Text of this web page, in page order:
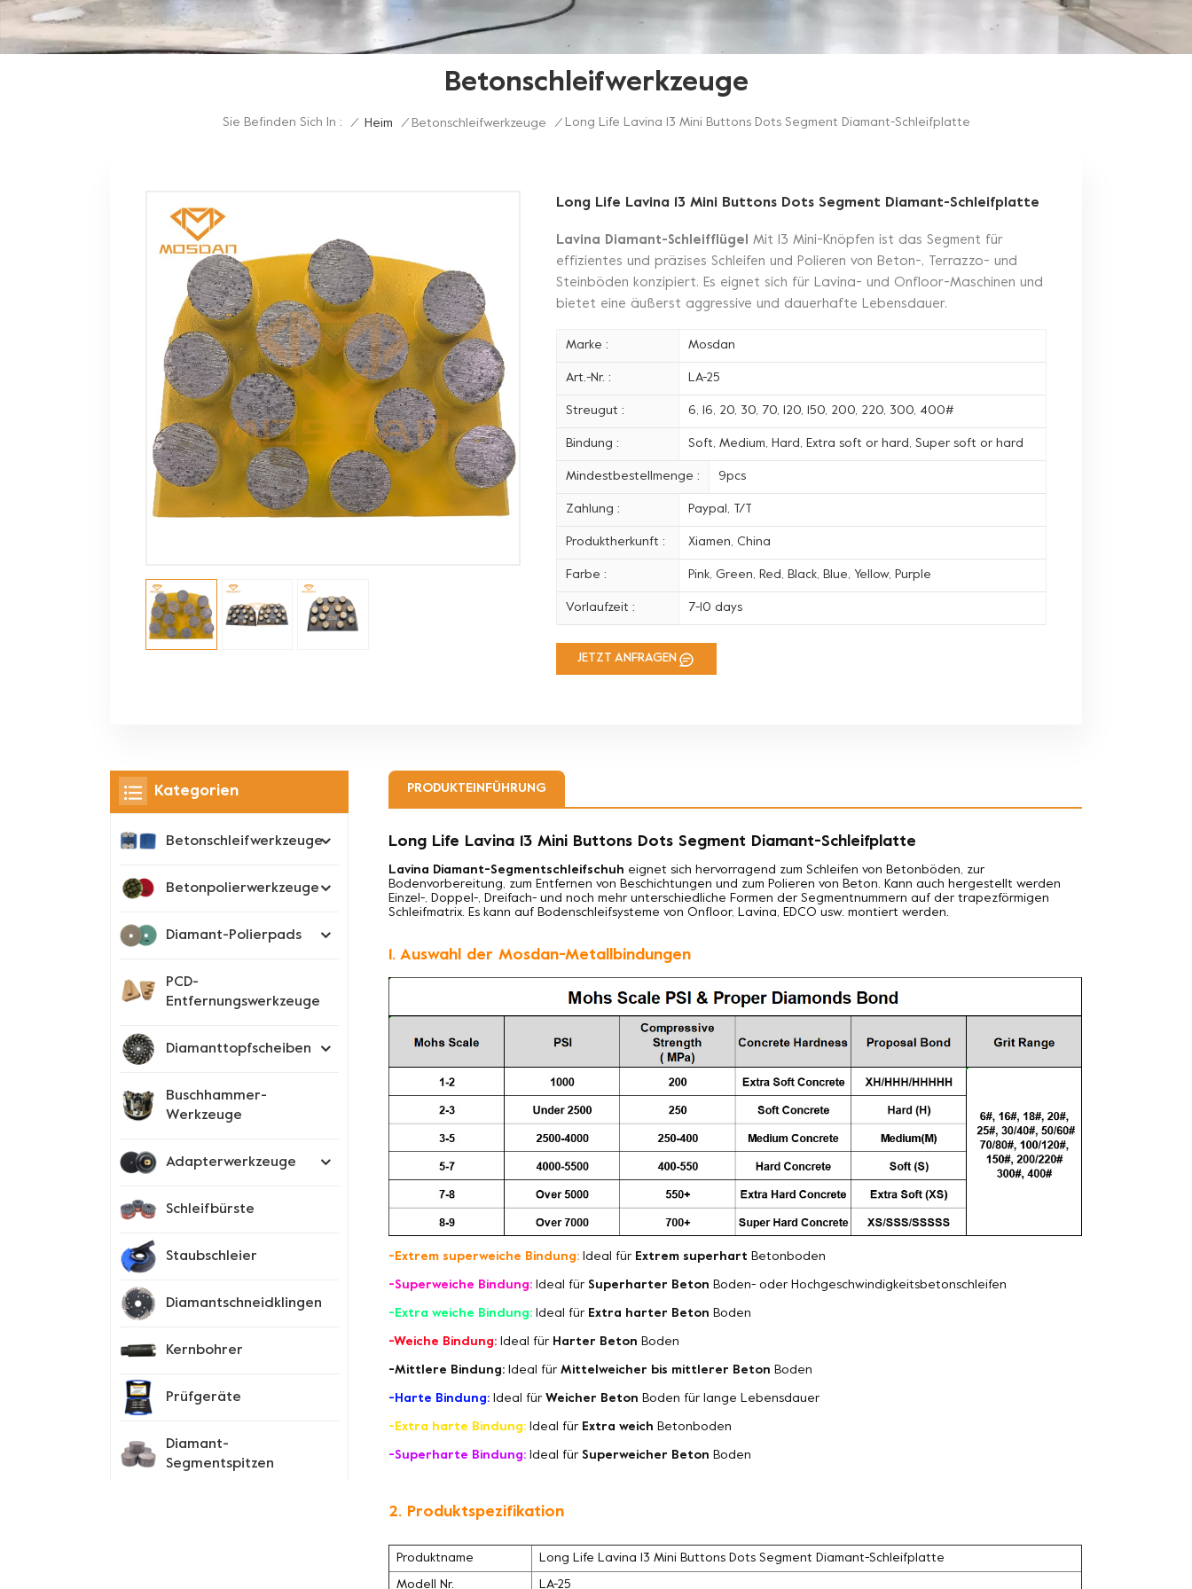
Betonschleifwerkzeuge
Sie Befinden Sich In : / Heim / Betonschleifwerkzeuge / Long Life Lavina 13 Mini Buttons Dots Segment Diamant-Schleifplatte
Long Life Lavina 13 Mini Buttons Dots Segment Diamant-Schleifplatte
Lavina Diamant-SchleifflügelMit 13 Mini-Knöpfen ist das Segment für
effizientes und präzises Schleifen und Polieren von Beton-, Terrazzo- und
Steinböden konzipiert. Es eignet sich für Lavina- und Onfloor-Maschinen und
bietet eine äußerst aggressive und dauerhafte Lebensdauer.
Marke : Mosdan
Art.-Nr. : LA-25
Streugut : 6, 16, 20, 30, 70, 120, 150, 200, 220, 300, 400#
Bindung : Soft, Medium, Hard, Extra soft or hard, Super soft or hard
Mindestbestellmenge : 9pcs
Zahlung : Paypal, T/T
Produktherkunft : Xiamen, China
Farbe : Pink, Green, Red, Black, Blue, Yellow, Purple
Vorlaufzeit : 7-10 days
JETZT ANFRAGEN
PRODUKTEINFÜHRUNG
Long Life Lavina 13 Mini Buttons Dots Segment Diamant-Schleifplatte
Lavina Diamant-Segmentschleifschuh eignet sich hervorragend zum Schleifen von Betonböden, zur
Bodenvorbereitung, zum Entfernen von Beschichtungen und zum Polieren von Beton. Kann auch hergestellt werden
Einzel-, Doppel-, Dreifach- und noch mehr unterschiedliche Formen der Segmentnummern auf der trapezförmigen
Schleifmatrix. Es kann auf Bodenschleifsysteme von Onfloor, Lavina, EDCO usw. montiert werden.
1. Auswahl der Mosdan-Metallbindungen
-Extrem superweiche Bindung: Ideal für Extrem superhart Betonboden
-Superweiche Bindung: Ideal für Superharter Beton Boden- oder Hochgeschwindigkeitsbetonschleifen
-Extra weiche Bindung: Ideal für Extra harter Beton Boden
-Weiche Bindung: Ideal für Harter Beton Boden
-Mittlere Bindung: Ideal für Mittelweicher bis mittlerer Beton Boden
-Harte Bindung: Ideal für Weicher Beton Boden für lange Lebensdauer
-Extra harte Bindung: Ideal für Extra weich Betonboden
-Superharte Bindung: Ideal für Superweicher Beton Boden
2. Produktspezifikation
Produktname Long Life Lavina 13 Mini Buttons Dots Segment Diamant-Schleifplatte
Modell Nr. LA-25
Kategorien
Betonschleifwerkzeuge
Betonpolierwerkzeuge
Diamant-Polierpads
PCD-
Entfernungswerkzeuge
Diamanttopfscheiben
Buschhammer-
Werkzeuge
Adapterwerkzeuge
Schleifbürste
Staubschleier
Diamantschneidklingen
Kernbohrer
Prüfgeräte
Diamant-
Segmentspitzen